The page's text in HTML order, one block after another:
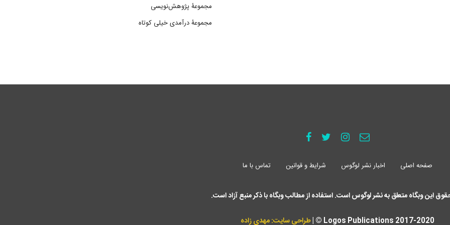
مجموعۀ پژوهش‌نویسی
مجموعۀ درآمدی خیلی کوتاه
صفحه اصلی اخبار نشر لوگوس شرایط و قوانین تماس با ما
این وبگاه متعلق به نشر لوگوس است. استفاده از مطالب وبگاه با ذکر منبع آزاد است.
Logos Publications 2017-2020 © | طراحی سایت: مهدی زاده